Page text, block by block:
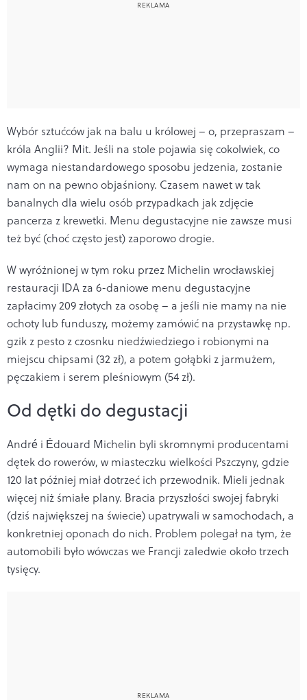
Wybór sztućców jak na balu u królowej – o, przepraszam –
króla Anglii? Mit. Jeśli na stole pojawia się cokolwiek, co
wymaga niestandardowego sposobu jedzenia, zostanie
nam on na pewno objaśniony. Czasem nawet w tak
banalnych dla wielu osób przypadkach jak zdjęcie
pancerza z krewetki. Menu degustacyjne nie zawsze musi
też być (choć często jest) zaporowo drogie.
W wyróżnionej w tym roku przez Michelin wrocławskiej
restauracji IDA za 6-daniowe menu degustacyjne
zapłacimy 209 złotych za osobę – a jeśli nie mamy na nie
ochoty lub funduszy, możemy zamówić na przystawkę np.
gzik z pesto z czosnku niedźwiedziego i robionymi na
miejscu chipsami (32 zł), a potem gołąbki z jarmużem,
pęczakiem i serem pleśniowym (54 zł).
Od dętki do degustacji
André i Édouard Michelin byli skromnymi producentami
dętek do rowerów, w miasteczku wielkości Pszczyny, gdzie
120 lat później miał dotrzeć ich przewodnik. Mieli jednak
więcej niż śmiałe plany. Bracia przyszłości swojej fabryki
(dziś największej na świecie) upatrywali w samochodach, a
konkretniej oponach do nich. Problem polegał na tym, że
automobili było wówczas we Francji zaledwie około trzech
tysięcy.